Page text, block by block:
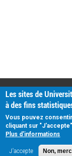
PRATIQUE
Plan d'accès
Intranet
Mentions
Données
Les sites de
à des fins
Vous pouvez
cliquant sur
Plus d'informations
J'accepte Non,